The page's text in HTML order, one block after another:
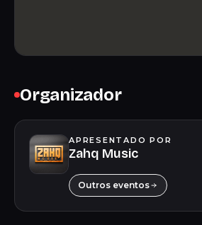
Organizador
APRESENTADO POR
Zahq Music
Outros eventos